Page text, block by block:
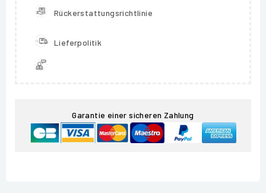
Rückerstattungsrichtlinie
Lieferpolitik
Garantie einer sicheren Zahlung